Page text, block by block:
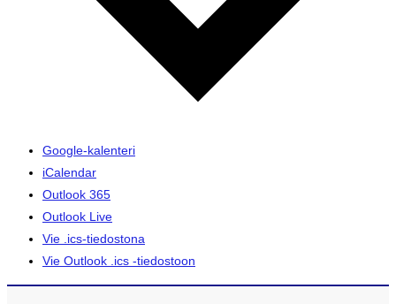
Google-kalenteri
iCalendar
Outlook 365
Outlook Live
Vie .ics-tiedostona
Vie Outlook .ics -tiedostoon